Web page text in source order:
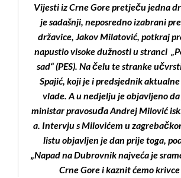
Vijesti iz Crne Gore pretječu jedna
je sadašnji, neposredno izabrani
državice, Jakov Milatović, potkraj
napustio visoke dužnosti u stranci
sad“ (PES). Na čelu te stranke
Spajić, koji je i predsjednik
vlade. A u nedjelju je objavljeno
ministar pravosuđa Andrej Milović
a. Intervju s Milovićem u
listu objavljen je dan prije toga,
„Napad na Dubrovnik najveća je
Crne Gore i kaznit ćemo krivce